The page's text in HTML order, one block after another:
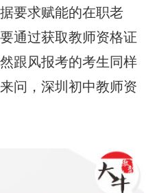
要求赋能的在职老
通过获取教师资格证
跟风报考的考生同样
问，深圳初中教师资